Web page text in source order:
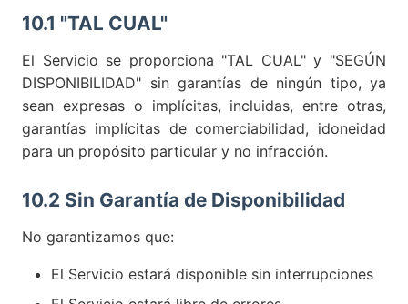
10.1 "TAL CUAL"
El Servicio se proporciona "TAL CUAL" y "SEGÚN
DISPONIBILIDAD" sin garantías de ningún tipo, ya
sean expresas o implícitas, incluidas, entre otras,
garantías implícitas de comerciabilidad, idoneidad
para un propósito particular y no infracción.
10.2 Sin Garantía de Disponibilidad
No garantizamos que:
El Servicio estará disponible sin interrupciones